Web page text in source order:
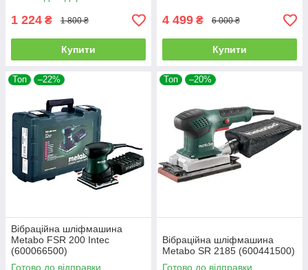
1 224 ₴ 1 800 ₴
Купити
4 499 ₴ 6 000 ₴
Купити
Топ –22%
Вібраційна шліфмашина
Metabo FSR 200 Intec
(600066500)
Готово до відправки
Топ –20%
Вібраційна шліфмашина
Metabo SR 2185 (600441500)
Готово до відправки